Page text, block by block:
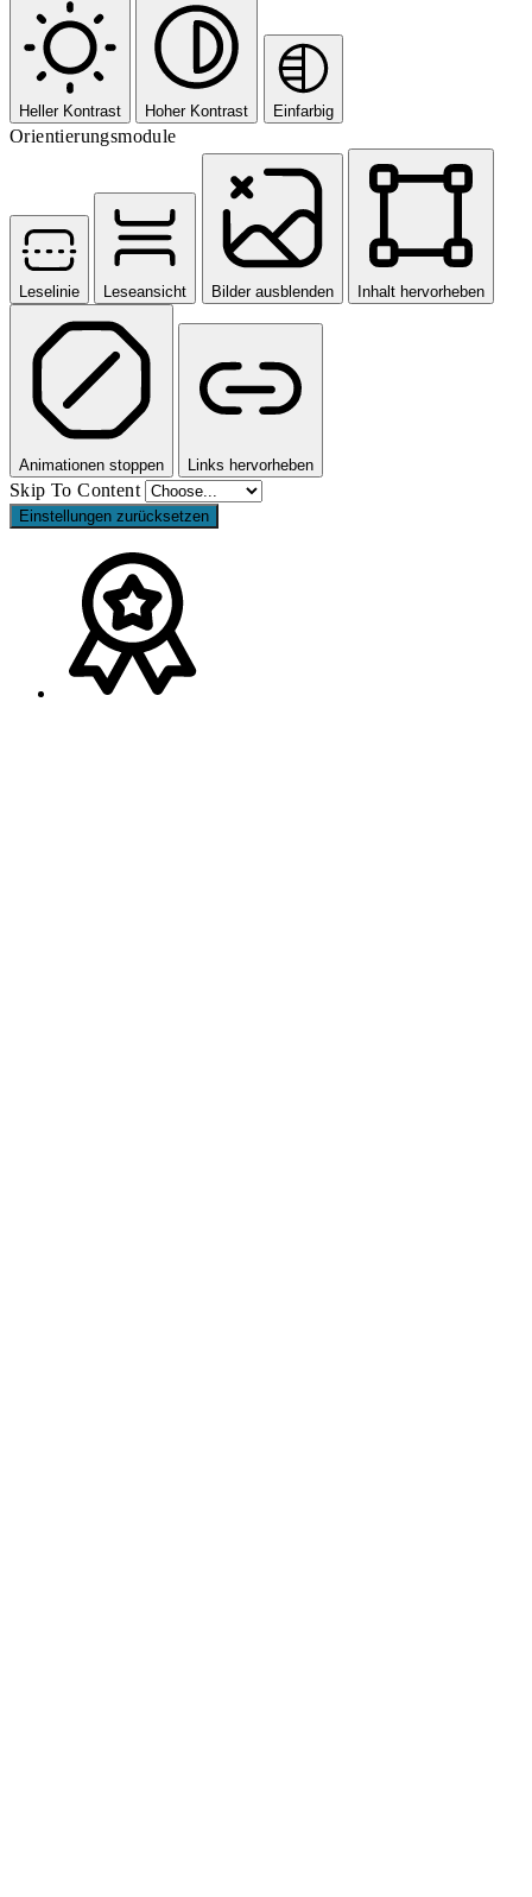
Heller Kontrast Hoher Kontrast Einfarbig
Orientierungsmodule
Leselinie Leseansicht Bilder ausblenden Inhalt hervorheben
Animationen stoppen Links hervorheben
Skip To Content
Einstellungen zurücksetzen